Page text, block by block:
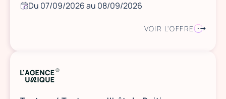
Du 07/09/2026 au 08/09/2026
VOIR L'OFFRE